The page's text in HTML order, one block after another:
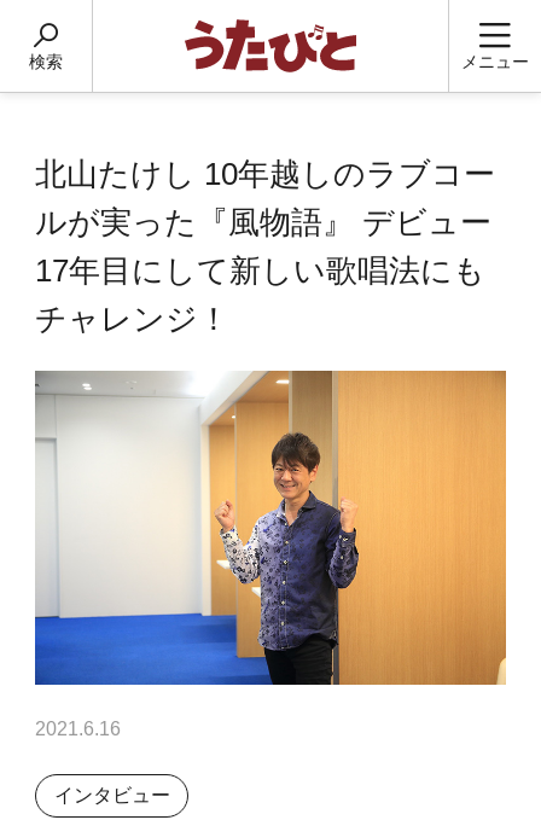
検索 メニュー
北山たけし 10年越しのラブコー
ルが実った『風物語』 デビュー
17年目にして新しい歌唱法にも
チャレンジ！
2021.6.16
インタビュー